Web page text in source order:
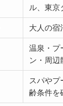
ル、東京
大人の宿
温泉・プ
ン・周辺
スパやプ
齢条件を